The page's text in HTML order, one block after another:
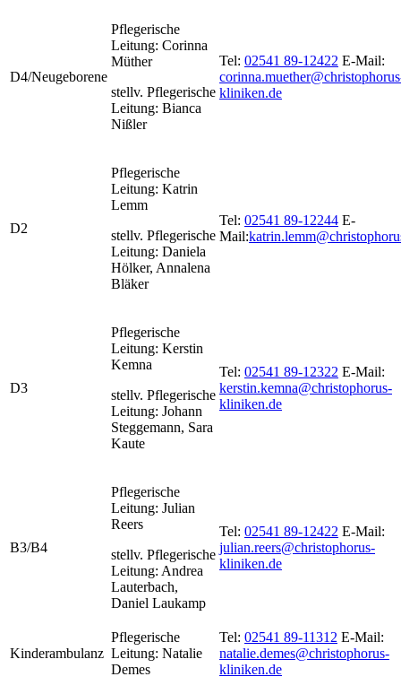
D4/Neugeborene
Pflegerische
Leitung: Corinna
Müther
stellv. Pflegerische
Leitung: Bianca
Nißler
Tel: 02541 89-12422 E-Mail:
kliniken.de
D2
Pflegerische
Leitung: Katrin
Lemm
stellv. Pflegerische
Leitung: Daniela
Hölker, Annalena
Bläker
Tel: 02541 89-12244 E-
Mail:
D3
Pflegerische
Leitung: Kerstin
Kemna
stellv. Pflegerische
Leitung: Johann
Steggemann, Sara
Kaute
Tel: 02541 89-12322 E-Mail:
kerstin.kemna@christophorus-
kliniken.de
B3/B4
Pflegerische
Leitung: Julian
Reers
stellv. Pflegerische
Leitung: Andrea
Lauterbach,
Daniel Laukamp
Tel: 02541 89-12422 E-Mail:
julian.reers@christophorus-
kliniken.de
Kinderambulanz
Pflegerische
Leitung: Natalie
Demes
Tel: 02541 89-11312 E-Mail:
natalie.demes@christophorus-
kliniken.de